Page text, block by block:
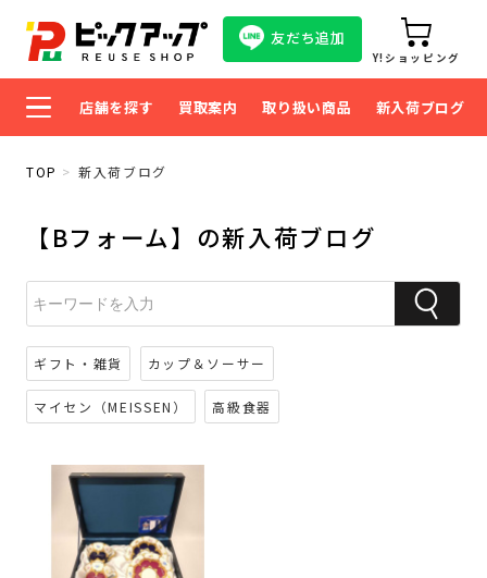
友だち追加
Y!ショッピング
店舗を探す 買取案内 取り扱い商品 新入荷ブログ
TOP 新入荷ブログ
【Bフォーム】の新入荷ブログ
ギフト・雑貨 カップ＆ソーサー
マイセン（MEISSEN） 高級食器